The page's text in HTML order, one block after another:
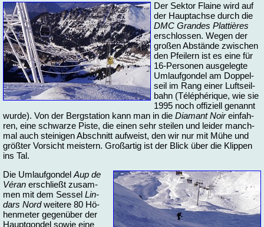
Der Sek­tor Flaine wird auf
der Haupt­ach­se durch die
DMC Gran­des Plat­tières
er­schlos­sen. We­gen der
großen Ab­stän­de zwi­schen
den Pfei­lern ist es ei­ne für
16-Per­so­nen aus­ge­leg­te
Um­lauf­gon­del am Dop­pel­
seil im Rang ei­ner Luft­seil­
bahn (Télé­phéri­que, wie sie
1995 noch of­fi­zi­ell ge­nannt
wur­de). Von der Berg­sta­ti­on kann man in die Dia­mant Noirein­fah­
ren, ei­ne schwar­ze Pis­te, die einen sehr stei­len und lei­der manch­
mal auch stei­ni­gen Ab­schnitt auf­weist, den wir nur mit Mü­he und
größ­ter Vor­sicht meis­tern. Groß­ar­tig ist der Blick über die Klip­pen
ins Tal.
Die Um­lauf­gon­del Aup de
Véran er­schließt zu­sam­
men mit dem Ses­sel Lin­
dars Nordwei­te­re 80 Hö­
hen­me­ter ge­gen­über der
Haupt­gon­del so­wie ei­ne